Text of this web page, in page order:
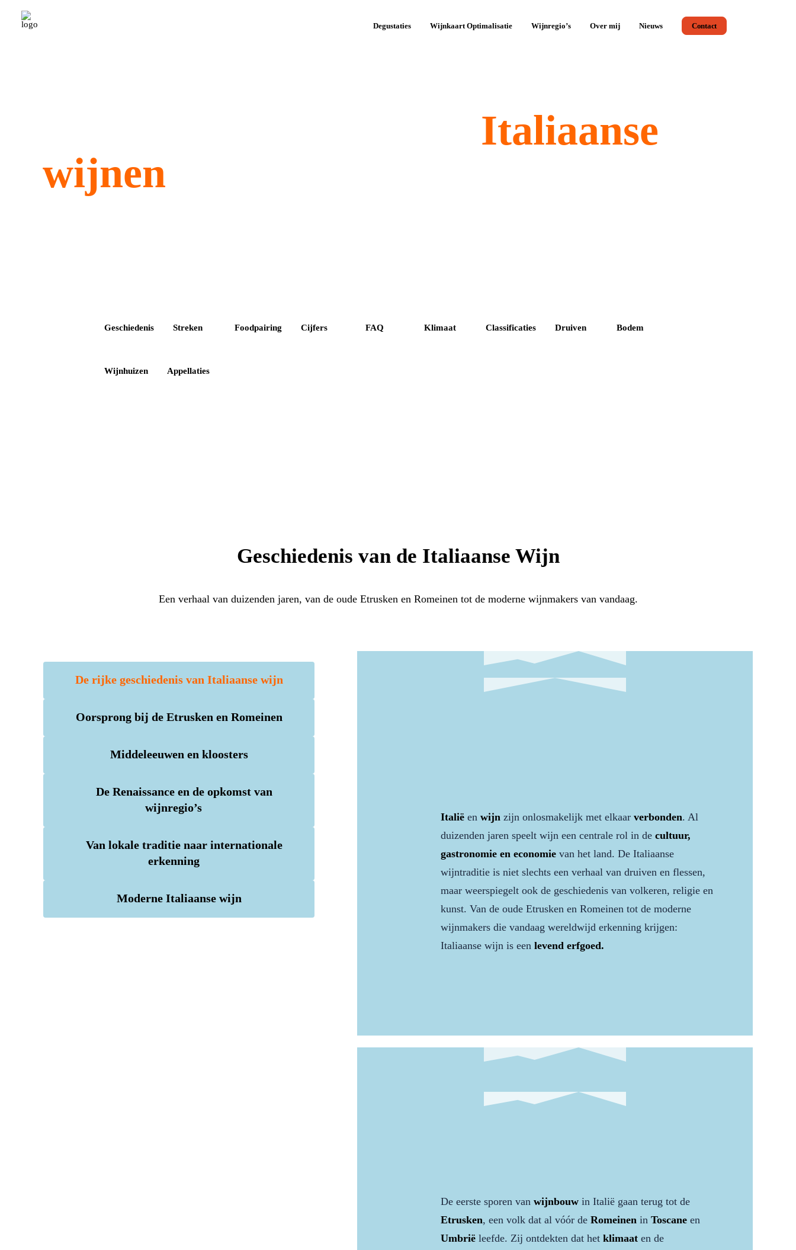
Degustaties Wijnkaart Optimalisatie Wijnregio’s Over mij Nieuws Contact
Italiaanse
wijnen
Geschiedenis Streken Foodpairing Cijfers FAQ Klimaat Classificaties Druiven Bodem
Wijnhuizen Appellaties
Geschiedenis van de Italiaanse Wijn
Een verhaal van duizenden jaren, van de oude Etrusken en Romeinen tot de moderne wijnmakers van vandaag.
De rijke geschiedenis van Italiaanse wijn
Oorsprong bij de Etrusken en Romeinen
Middeleeuwen en kloosters
De Renaissance en de opkomst van
wijnregio’s
Van lokale traditie naar internationale
erkenning
Moderne Italiaanse wijn
Italië en wijn zijn onlosmakelijk met elkaar verbonden. Al
duizenden jaren speelt wijn een centrale rol in de cultuur,
gastronomie en economie van het land. De Italiaanse
wijntraditie is niet slechts een verhaal van druiven en flessen,
maar weerspiegelt ook de geschiedenis van volkeren, religie en
kunst. Van de oude Etrusken en Romeinen tot de moderne
wijnmakers die vandaag wereldwijd erkenning krijgen:
Italiaanse wijn is een levend erfgoed.
De eerste sporen van wijnbouw in Italië gaan terug tot de
Etrusken, een volk dat al vóór de Romeinen in Toscane en
Umbrië leefde. Zij ontdekten dat het klimaat en de